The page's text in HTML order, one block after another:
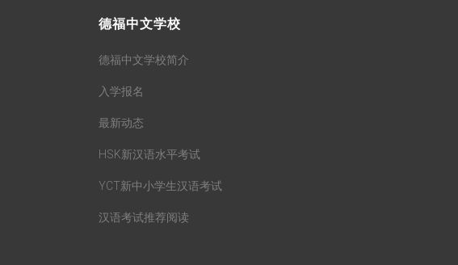
德福中文学校
德福中文学校简介
入学报名
最新动态
HSK新汉语水平考试
YCT新中小学生汉语考试
汉语考试推荐阅读